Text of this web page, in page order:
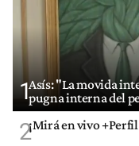
1Asís: "La movida
pugna interna del
2¡Mirá en vivo